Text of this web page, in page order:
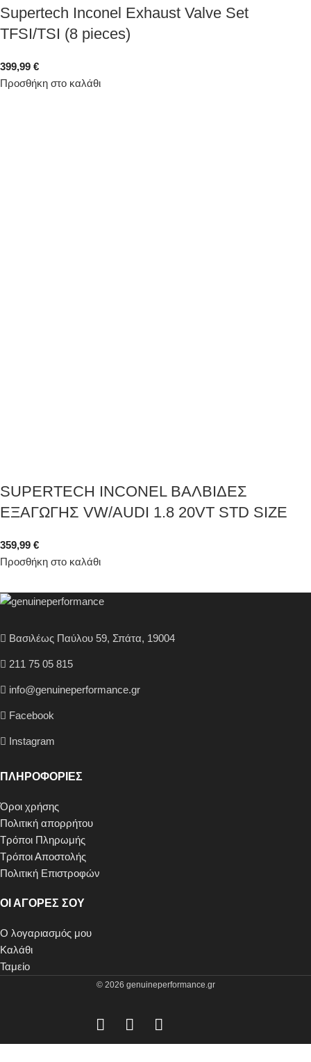
Supertech Inconel Exhaust Valve Set
TFSI/TSI (8 pieces)
399,99 €
Προσθήκη στο καλάθι
SUPERTECH INCONEL ΒΑΛΒΙΔΕΣ
ΕΞΑΓΩΓΗΣ VW/AUDI 1.8 20VT STD SIZE
359,99 €
Προσθήκη στο καλάθι
Βασιλέως Παύλου 59, Σπάτα, 19004
211 75 05 815
info@genuineperformance.gr
Facebook
Instagram
ΠΛΗΡΟΦΟΡΙΕΣ
Όροι χρήσης
Πολιτική απορρήτου
Τρόποι Πληρωμής
Τρόποι Αποστολής
Πολιτική Επιστροφών
ΟΙ ΑΓΟΡΕΣ ΣΟΥ
Ο λογαριασμός μου
Καλάθι
Ταμείο
© 2026 genuineperformance.gr